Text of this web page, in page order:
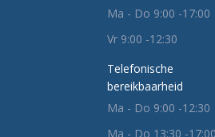
Ma - Do 9:00 -17:00
Vr 9:00 -12:30
Telefonische
bereikbaarheid
Ma - Do 9:00 -12:30
Ma - Do 13:30 -17:00